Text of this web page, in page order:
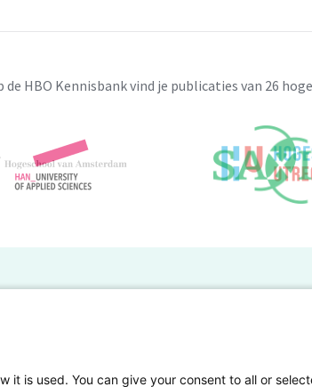
de HBO Kennisbank vind je publicaties van 26
publiceren
Veelgestelde vragen
is used. You can give your consent to all or